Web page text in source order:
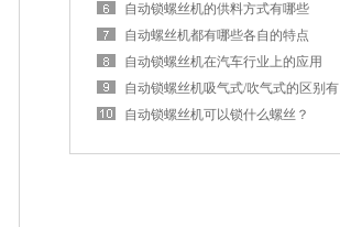
面的特点？
自动锁螺丝机的供料方式有哪些
自动螺丝机都有哪些各自的特点
自动锁螺丝机在汽车行业上的应用
自动锁螺丝机吸气式/吹气式的区别有
哪些？
自动锁螺丝机可以锁什么螺丝？